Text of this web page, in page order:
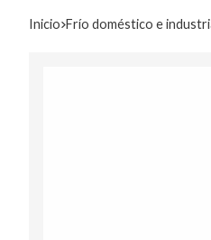
Inicio frío doméstico e